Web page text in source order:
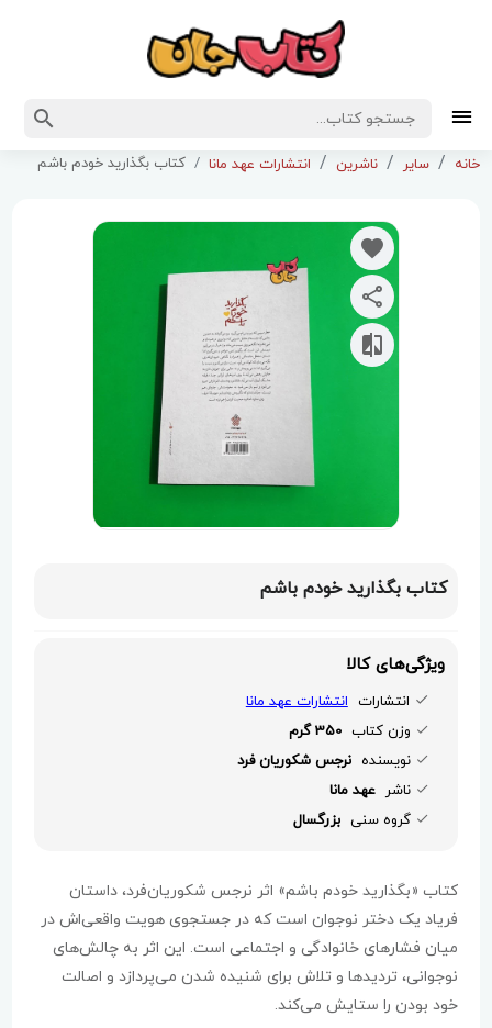
خانه سایر ناشرین انتشارات عهد مانا کتاب بگذارید خودم باشم
کتاب بگذارید خودم باشم
ویژگی‌های کالا
انتشارات انتشارات عهد مانا
وزن کتاب 350 گرم
نویسنده نرجس شکوریان فرد
ناشر عهد مانا
گروه سنی بزرگسال
کتاب «بگذارید خودم باشم» اثر نرجس شکوریان‌فرد، داستان
فریاد یک دختر نوجوان است که در جستجوی هویت واقعی‌اش در
میان فشارهای خانوادگی و اجتماعی است. این اثر به چالش‌های
نوجوانی، تردیدها و تلاش برای شنیده شدن می‌پردازد و اصالت
خود بودن را ستایش می‌کند.